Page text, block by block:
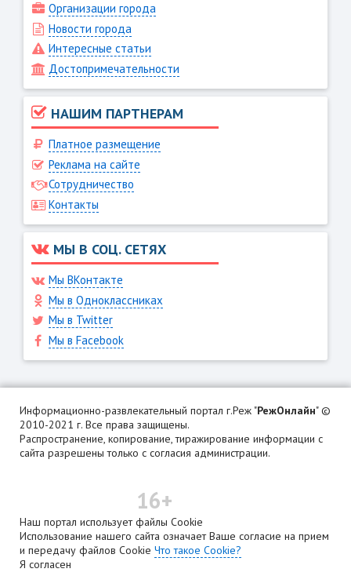
Организации города
Новости города
Интересные статьи
Достопримечательности
НАШИМ ПАРТНЕРАМ
Платное размещение
Реклама на сайте
Сотрудничество
Контакты
МЫ В СОЦ. СЕТЯХ
Мы ВКонтакте
Мы в Одноклассниках
Мы в Twitter
Мы в Facebook
Информационно-развлекательный портал г.Реж "РежОнлайн" ©
2010-2021 г. Все права защищены.
Распространение, копирование, тиражирование информации с
сайта разрешены только с согласия администрации.
16+
Наш портал использует файлы Cookie
Использование нашего сайта означает Ваше согласие на прием
и передачу файлов Cookie Что такое Cookie?
Я согласен